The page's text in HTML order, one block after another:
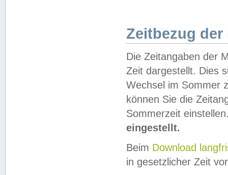
Zeitbezug der
Die Zeitangaben der
Zeit dargestellt. Dies
Wechsel im Sommer
können Sie die
Sommerzeit
eingestellt.
Beim Download
in gesetzlicher Zeit